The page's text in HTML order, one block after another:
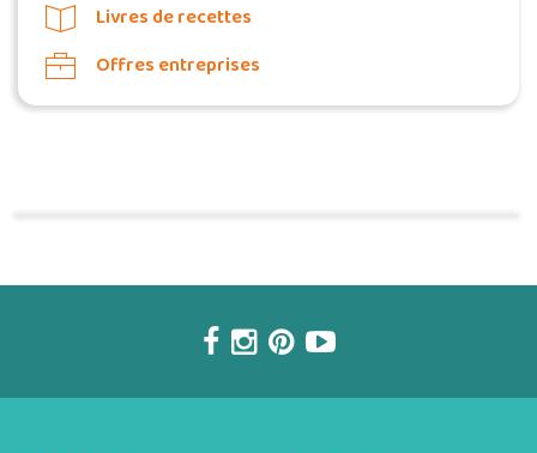
Livres de recettes
Offres entreprises